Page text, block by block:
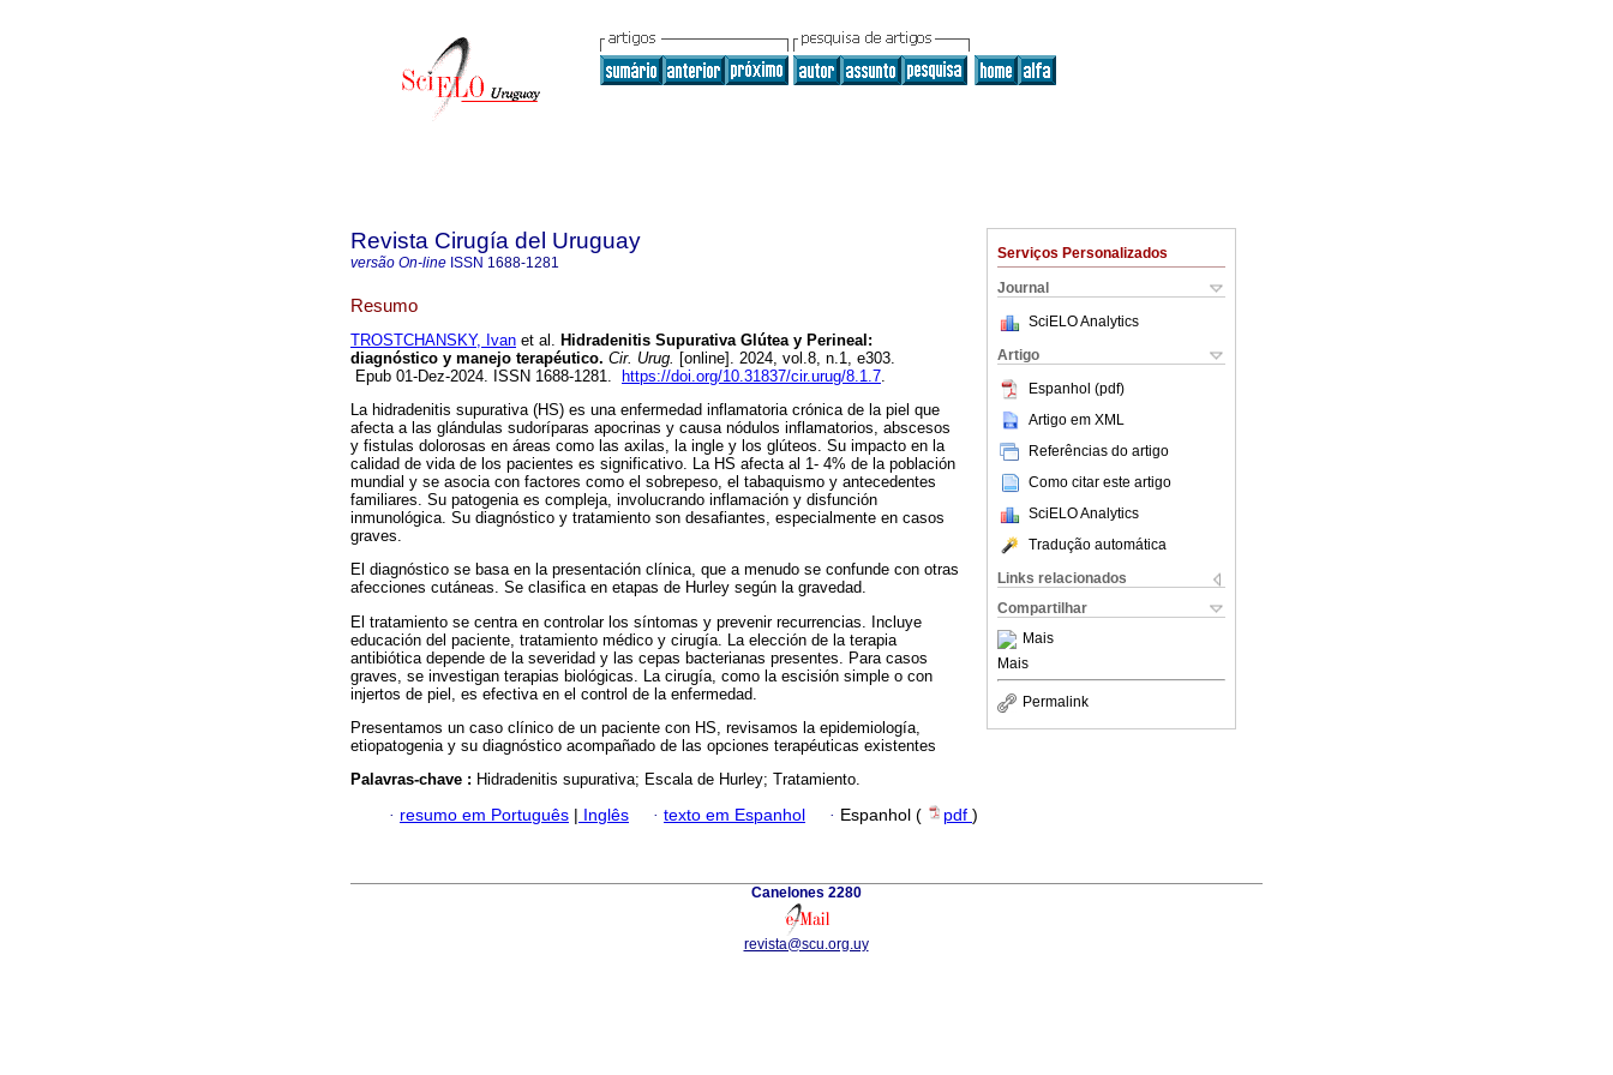
Serviços Personalizados
Journal
SciELO Analytics
Artigo
Espanhol (pdf)
Artigo em XML
Referências do artigo
Como citar este artigo
SciELO Analytics
Tradução automática
Links relacionados
Compartilhar
Mais
Mais
Permalink
Revista Cirugía del Uruguay
versão On-line ISSN 1688-1281
Resumo
TROSTCHANSKY, Ivan et al. Hidradenitis Supurativa Glútea y Perineal:
diagnóstico y manejo terapéutico. Cir. Urug. [online]. 2024, vol.8, n.1, e303.
Epub 01-Dez-2024. ISSN 1688-1281.
https://doi.org/10.31837/cir.urug/8.1.7.
La hidradenitis supurativa (HS) es una enfermedad inflamatoria crónica de la piel que
afecta a las glándulas sudoríparas apocrinas y causa nódulos inflamatorios, abscesos
y fistulas dolorosas en áreas como las axilas, la ingle y los glúteos. Su impacto en la
calidad de vida de los pacientes es significativo. La HS afecta al 1- 4% de la población
mundial y se asocia con factores como el sobrepeso, el tabaquismo y antecedentes
familiares. Su patogenia es compleja, involucrando inflamación y disfunción
inmunológica. Su diagnóstico y tratamiento son desafiantes, especialmente en casos
graves.
El diagnóstico se basa en la presentación clínica, que a menudo se confunde con otras
afecciones cutáneas. Se clasifica en etapas de Hurley según la gravedad.
El tratamiento se centra en controlar los síntomas y prevenir recurrencias. Incluye
educación del paciente, tratamiento médico y cirugía. La elección de la terapia
antibiótica depende de la severidad y las cepas bacterianas presentes. Para casos
graves, se investigan terapias biológicas. La cirugía, como la escisión simple o con
injertos de piel, es efectiva en el control de la enfermedad.
Presentamos un caso clínico de un paciente con HS, revisamos la epidemiología,
etiopatogenia y su diagnóstico acompañado de las opciones terapéuticas existentes
Palavras-chave : Hidradenitis supurativa; Escala de Hurley; Tratamiento.
· resumo em Português Inglês · texto em Espanhol · Espanhol ( pdf )
Canelones 2280
revista@scu.org.uy